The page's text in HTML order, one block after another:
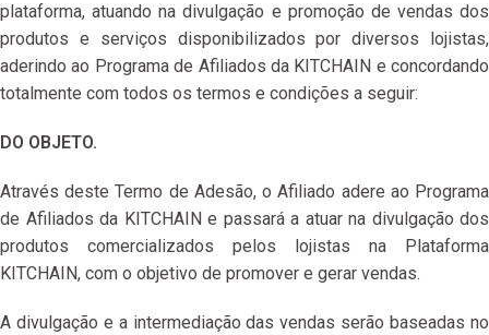
plataforma, atuando na divulgação e promoção de vendas dos
produtos e serviços disponibilizados por diversos lojistas,
aderindo ao Programa de Afiliados da KITCHAIN e concordando
totalmente com todos os termos e condições a seguir:
DO OBJETO.
Através deste Termo de Adesão, o Afiliado adere ao Programa
de Afiliados da KITCHAIN e passará a atuar na divulgação dos
produtos comercializados pelos lojistas na Plataforma
KITCHAIN, com o objetivo de promover e gerar vendas.
A divulgação e a intermediação das vendas serão baseadas no